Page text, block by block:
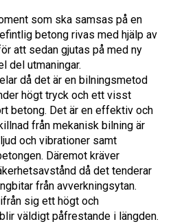
som ska samsas på en
betong rivas med hjälp av
att sedan gjutas på med ny
del utmaningar.
då det är en bilningsmetod
högt tryck och ett visst
betong. Det är en effektiv och
från mekanisk bilning är
och vibrationer samt
Däremot kräver
då det tenderar
från avverkningsytan.
sig ett högt och
väldigt påfrestande i längden.